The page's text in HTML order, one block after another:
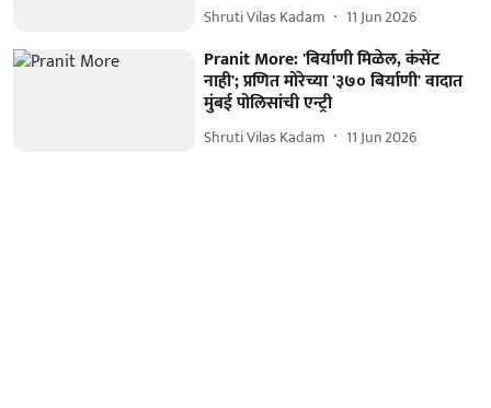
Shruti Vilas Kadam 11 Jun 2026
Pranit More: 'बिर्याणी मिळेल, कंसेंट
नाही'; प्रणित मोरेच्या '३७० बिर्याणी' वादात
मुंबई पोलिसांची एन्ट्री
Shruti Vilas Kadam 11 Jun 2026